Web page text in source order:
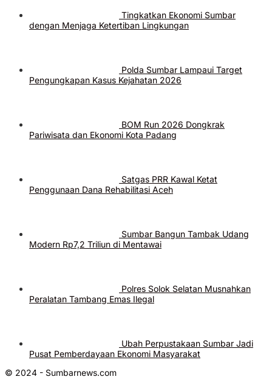
Tingkatkan Ekonomi Sumbar
dengan Menjaga Ketertiban Lingkungan
Polda Sumbar Lampaui Target
Pengungkapan Kasus Kejahatan 2026
BOM Run 2026 Dongkrak
Pariwisata dan Ekonomi Kota Padang
Satgas PRR Kawal Ketat
Penggunaan Dana Rehabilitasi Aceh
Sumbar Bangun Tambak Udang
Modern Rp7,2 Triliun di Mentawai
Polres Solok Selatan Musnahkan
Peralatan Tambang Emas Ilegal
Ubah Perpustakaan Sumbar Jadi
Pusat Pemberdayaan Ekonomi Masyarakat
© 2024 - Sumbarnews.com